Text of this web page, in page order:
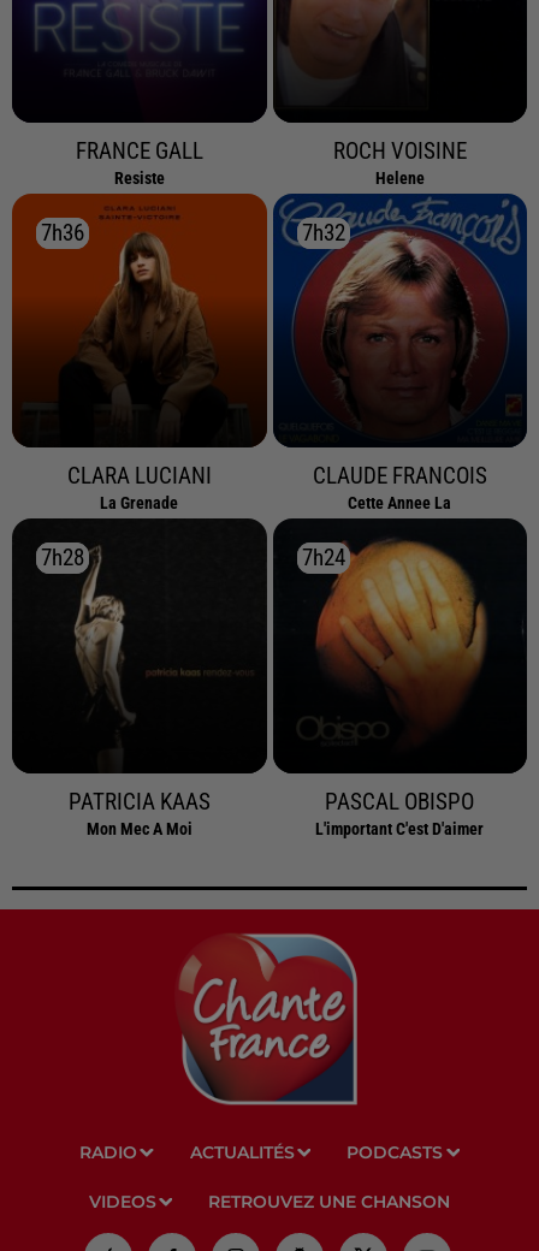
FRANCE GALL
Resiste
ROCH VOISINE
Helene
7h36
7h36
CLARA LUCIANI
La Grenade
7h32
7h32
CLAUDE FRANCOIS
Cette Annee La
7h28
7h28
PATRICIA KAAS
Mon Mec A Moi
7h24
7h24
PASCAL OBISPO
L'important C'est D'aimer
RADIO ACTUALITÉS PODCASTS
VIDEOS RETROUVEZ UNE CHANSON